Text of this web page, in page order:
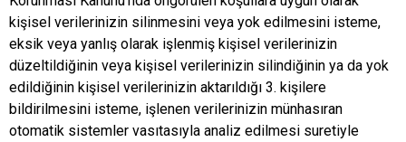
kişisel verilerinizin silinmesini veya yok edilmesini isteme,
eksik veya yanlış olarak işlenmiş kişisel verilerinizin
düzeltildiğinin veya kişisel verilerinizin silindiğinin ya da yok
edildiğinin kişisel verilerinizin aktarıldığı 3. kişilere
bildirilmesini isteme, işlenen verilerinizin münhasıran
otomatik sistemler vasıtasıyla analiz edilmesi suretiyle